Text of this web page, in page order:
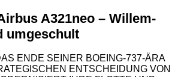
A321neo – Willem-
umgeschult
ENDE SEINER BOEING-737-ÄRA
ENTSCHEIDUNG VON